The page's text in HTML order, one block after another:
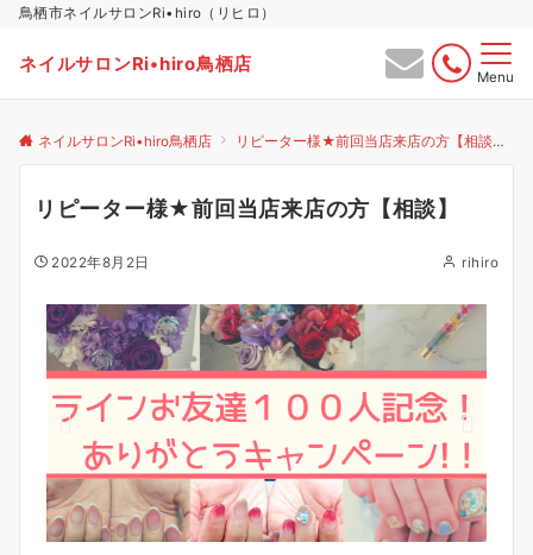
鳥栖市ネイルサロンRi•hiro（リヒロ）
ネイルサロンRi•hiro鳥栖店
Menu
ネイルサロンRi•hiro鳥栖店 リピーター様★前回当店来店の方【相談】
リピーター様★前回当店来店の方【相談】
2022年8月2日 rihiro